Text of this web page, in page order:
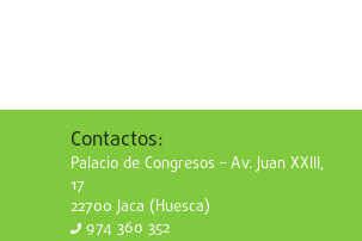
Contactos:
Palacio de Congresos – Av. Juan XXIII,
17
22700 Jaca (Huesca)
974 360 352